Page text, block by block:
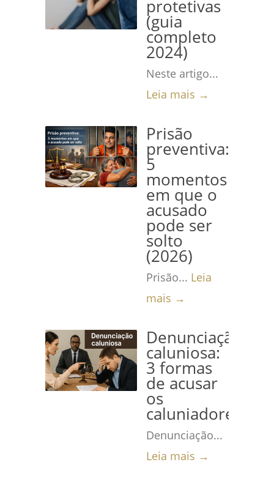
protetivas
(guia
completo
2024)
Neste artigo...
Leia mais →
Prisão
preventiva:
5
momentos
em que o
acusado
pode ser
solto
(2026)
Prisão... Leia
mais →
Denunciação
caluniosa:
3 formas
de acusar
os
caluniadores
Denunciação...
Leia mais →